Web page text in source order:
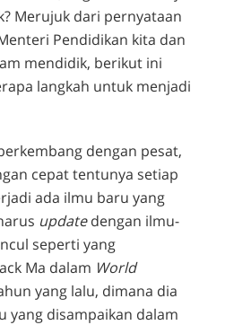
Merujuk dari pernyataan
Pendidikan kita dan
mendidik, berikut ini
langkah untuk menjadi
dengan pesat,
cepat tentunya setiap
ada ilmu baru yang
updatedengan ilmu-
seperti yang
Ma dalam World
yang lalu, dimana dia
yang disampaikan dalam